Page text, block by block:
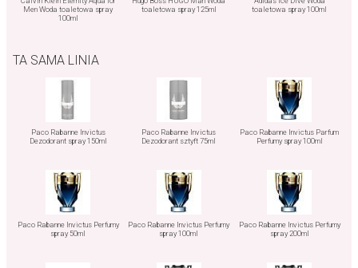
Men Woda toaletowa spray
100ml
toaletowa spray 125ml
toaletowa spray 100ml
TA SAMA LINIA
Paco Rabanne Invictus
Dezodorant spray 150ml
Paco Rabanne Invictus
Dezodorant sztyft 75ml
Paco Rabanne Invictus Parfum
Perfumy spray 100ml
Paco Rabanne Invictus Perfumy
spray 50ml
Paco Rabanne Invictus Perfumy
spray 100ml
Paco Rabanne Invictus Perfumy
spray 200ml